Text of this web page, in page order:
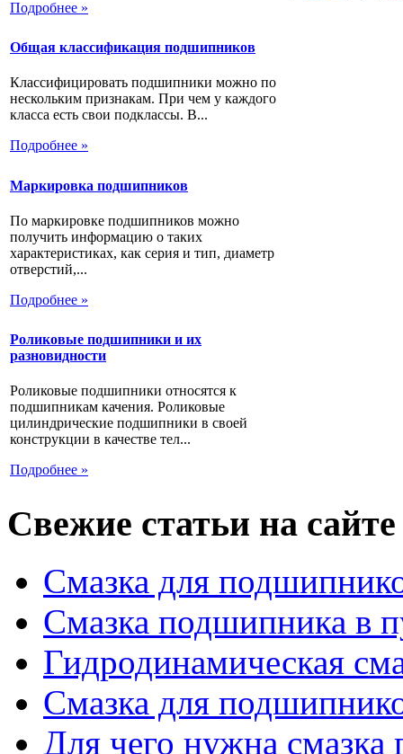
Подробнее »
Общая классификация подшипников
Классифицировать подшипники можно по
нескольким признакам. При чем у каждого
класса есть свои подклассы. В...
Подробнее »
Маркировка подшипников
По маркировке подшипников можно
получить информацию о таких
характеристиках, как серия и тип, диаметр
отверстий,...
Подробнее »
Роликовые подшипники и их
разновидности
Роликовые подшипники относятся к
подшипникам качения. Роликовые
цилиндрические подшипники в своей
конструкции в качестве тел...
Подробнее »
Свежие статьи на сайте
Смазка для
Смазка подшипника в
Гидродинамическая
Смазка для
Для чего нужна